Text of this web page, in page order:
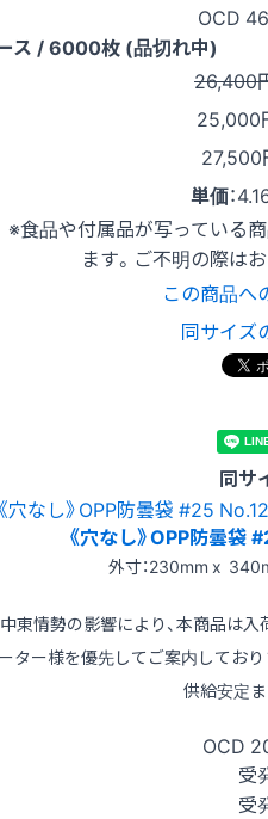
OCD
ス / 6000枚 (品切れ中)
26,400
25,000
27,500
単価：
※食品や付属品が写っている
ます。ご不明の際は
この商品へ
同サイズ
同サ
《穴なし》OPP防曇
外寸：230mm x
東情勢の影響により、本商品は
ター様を優先してご案内してお
供給安定
OCD
受
受